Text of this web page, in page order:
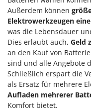
Schrotmühlen -
Schwader für
Schweißgeräte
Seilwinden -
Sichelmähwerke
Sichelmulcher
Sortierer für
Henx
HiKOKI
Honda
I
Idromatic
Il-Tec
Imperia
Außerdem können
Elektrowerkzeugen
was die Lebensdauer
Dies erlaubt auch, Geld
an den Kauf von
sind und alle Angebote
Schließlich erspart die
als Ersatz für mehrere
Aufladen mehrerer
Komfort bietet.